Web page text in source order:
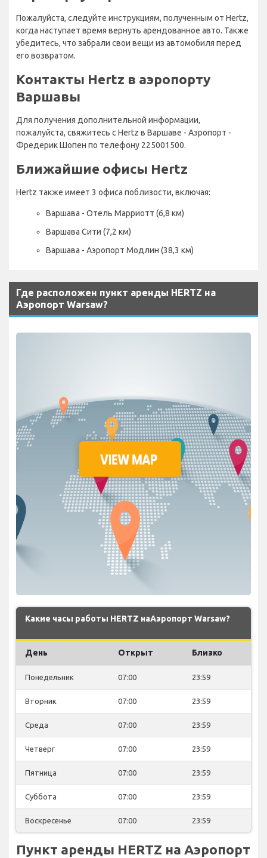
Пожалуйста, следуйте инструкциям, полученным от Hertz,
когда наступает время вернуть арендованное авто. Также
убедитесь, что забрали свои вещи из автомобиля перед
его возвратом.
Контакты Hertz в аэропорту
Варшавы
Для получения дополнительной информации,
пожалуйста, свяжитесь с Hertz в Варшаве - Аэропорт -
Фредерик Шопен по телефону 225001500.
Ближайшие офисы Hertz
Hertz также имеет 3 офиса поблизости, включая:
Варшава - Отель Марриотт (6,8 км)
Варшава Сити (7,2 км)
Варшава - Аэропорт Модлин (38,3 км)
Где расположен пункт аренды HERTZ на
Аэропорт Warsaw?
Какие часы работы HERTZ наАэропорт Warsaw?
День Открыт Близко
Понедельник 07:00 23:59
Вторник 07:00 23:59
Среда 07:00 23:59
Четверг 07:00 23:59
Пятница 07:00 23:59
Суббота 07:00 23:59
Воскресенье 07:00 23:59
Пункт аренды HERTZ на Аэропорт